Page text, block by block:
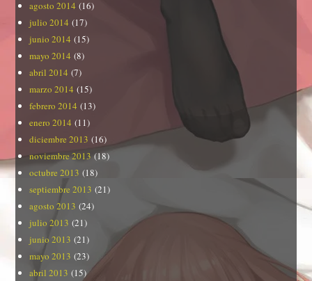
agosto 2014 (16)
julio 2014 (17)
junio 2014 (15)
mayo 2014 (8)
abril 2014 (7)
marzo 2014 (15)
febrero 2014 (13)
enero 2014 (11)
diciembre 2013 (16)
noviembre 2013 (18)
octubre 2013 (18)
septiembre 2013 (21)
agosto 2013 (24)
julio 2013 (21)
junio 2013 (21)
mayo 2013 (23)
abril 2013 (15)